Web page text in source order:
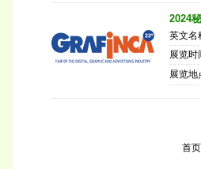
2024
英文名
展览
展览
首页